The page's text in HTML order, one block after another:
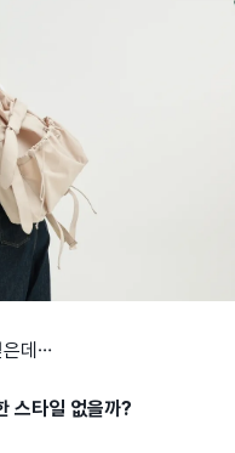
은데…
스타일 없을까?